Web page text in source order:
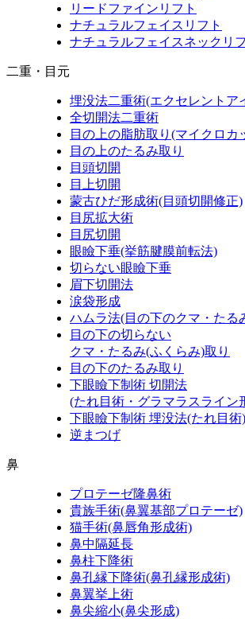
リードファインリフト
ナチュラルフェイスリフト
ナチュラルフェイスネックリ
二重・目元
埋没法二重術(エクセレントア
全切開法二重術
目の上の脂肪取り (マイクロカ
目の上のたるみ取り
目頭切開
目上切開
蒙古ひだ形成術(目頭切開修正)
目尻拡大術
目尻切開
眼瞼下垂(挙筋腱膜前転法)
切らない眼瞼下垂
眉下切開法
涙袋形成
ハムラ法(目の下のクマ・たる
目の下の切らない
クマ・たるみ(ふくらみ)取り
目の下のたるみ取り
下眼瞼下制術 切開法
(たれ目術・グラマラスライン
下眼瞼下制術 埋没法(たれ目術)
逆まつげ
鼻
プロテーゼ隆鼻術
貴族手術(鼻翼基部プロテーゼ)
猫手術(鼻唇角形成術)
鼻中隔延長
鼻柱下降術
鼻孔縁下降術(鼻孔縁形成術)
鼻翼挙上術
鼻尖縮小(鼻尖形成)